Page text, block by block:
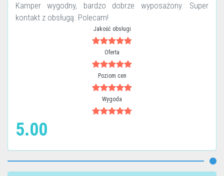
Kamper wygodny, bardzo dobrze wyposażony. Super
kontakt z obsługą. Polecam!
Jakość obsługi
Oferta
Poziom cen
Wygoda
5.00